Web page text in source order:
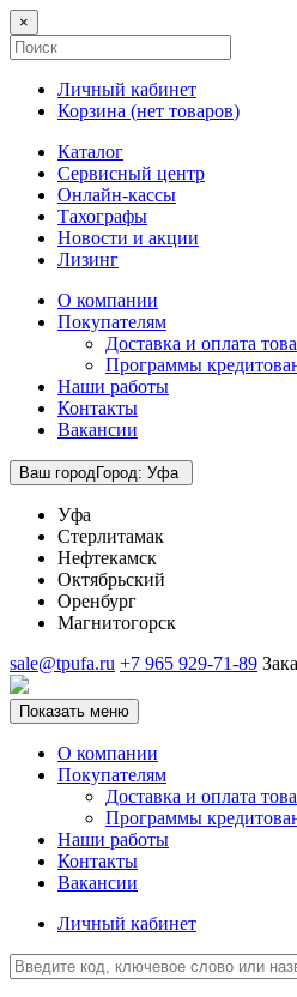
×
Личный кабинет
Корзина (нет товаров)
Каталог
Сервисный центр
Онлайн-кассы
Тахографы
Новости и акции
Лизинг
О компании
Покупателям
Доставка и оплата
Программы
Наши работы
Контакты
Вакансии
Ваш городГород: Уфа
Уфа
Стерлитамак
Нефтекамск
Октябрьский
Оренбург
Магнитогорск
sale@tpufa.ru +7 965 929-71-89
Показать меню
О компании
Покупателям
Доставка и оплата
Программы
Наши работы
Контакты
Вакансии
Личный кабинет